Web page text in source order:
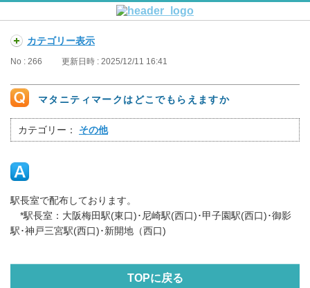
カテゴリー表示
No : 266 更新日時 : 2025/12/11 16:41
マタニティマークはどこでもらえますか
カテゴリー： その他
駅長室で配布しております。
*駅長室：大阪梅田駅(東口)･尼崎駅(西口)･甲子園駅(西口)･御影
駅･神戸三宮駅(西口)･新開地（西口)
TOPに戻る